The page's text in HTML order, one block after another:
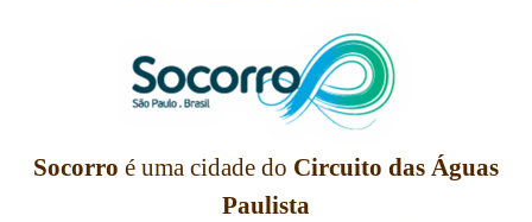
Socorro é uma cidade do Circuito das Águas
Paulista